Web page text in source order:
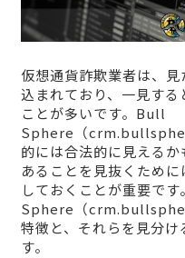
仮想通貨詐欺業者は、
込まれており、一見す
ことが多いです。Bull
Sphere（
的には合法的に見える
あることを見抜くため
しておくことが重要で
Sphere（
特徴と、それらを見分
す。